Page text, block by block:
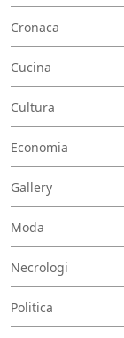
Cronaca
Cucina
Cultura
Economia
Gallery
Moda
Necrologi
Politica